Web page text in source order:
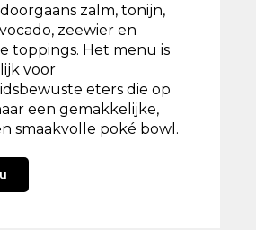
zalm, tonijn,
zeewier en
toppings. Het menu is
voor
eters die op
een gemakkelijke,
smaakvolle poké bowl.